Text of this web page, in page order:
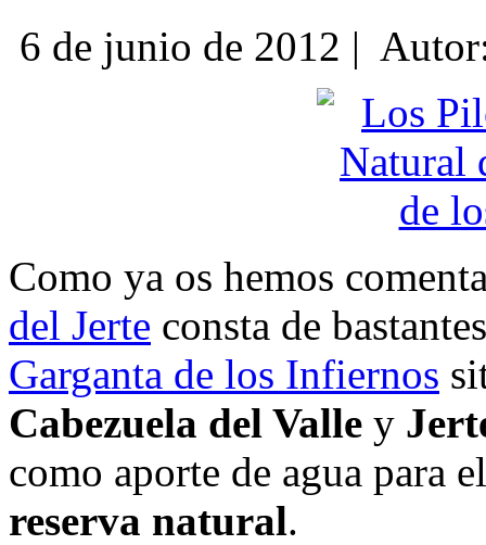
6 de junio de 2012 |
Como ya os hemos
del Jerte consta de
Garganta de los Infiernos
Cabezuela del Valle y
como aporte de agua para
reserva natural.